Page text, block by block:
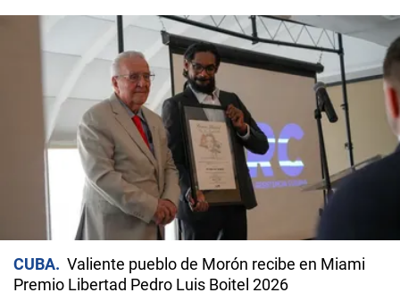
CUBA
Valiente pueblo de Morón recibe en Miami
Premio Libertad Pedro Luis Boitel 2026